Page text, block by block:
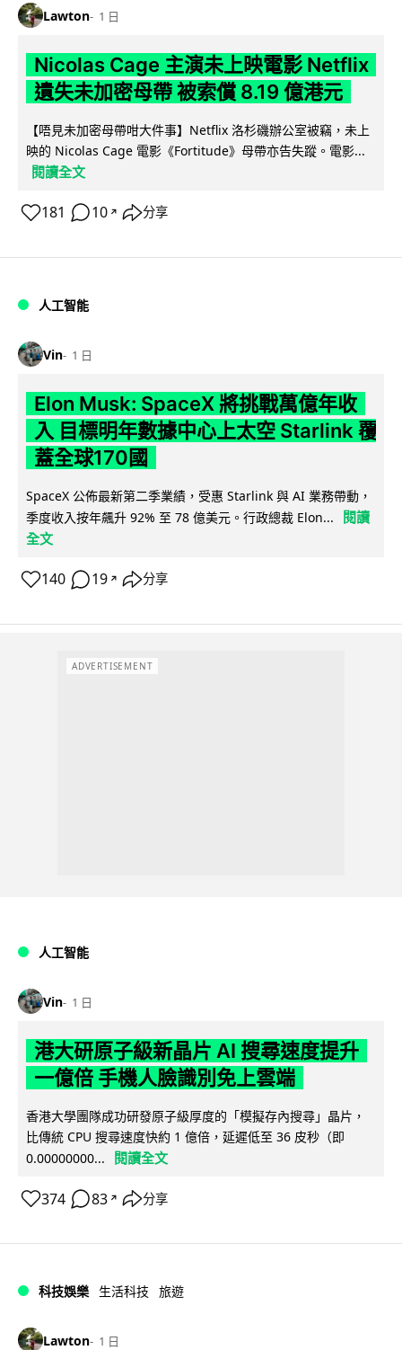
Lawton 1 日
Nicolas Cage 主演未上映電影 Netflix
遺失未加密母帶 被索償 8.19 億港元
【唔見未加密母帶咁大件事】Netflix 洛杉磯辦公室被竊，未上
映的 Nicolas Cage 電影《Fortitude》母帶亦告失蹤。電影...
閱讀全文
181 10 ↗ 分享
人工智能
Vin 1 日
Elon Musk: SpaceX 將挑戰萬億年收
入 目標明年數據中心上太空 Starlink 覆
蓋全球170國
SpaceX 公佈最新第二季業績，受惠 Starlink 與 AI 業務帶動，
季度收入按年飆升 92% 至 78 億美元。行政總裁 Elon...
閱讀
全文
140 19 ↗ 分享
ADVERTISEMENT
人工智能
Vin 1 日
港大研原子級新晶片 AI 搜尋速度提升
一億倍 手機人臉識別免上雲端
香港大學團隊成功研發原子級厚度的「模擬存內搜尋」晶片，
比傳統 CPU 搜尋速度快約 1 億倍，延遲低至 36 皮秒（即
0.00000000...
閱讀全文
374 83 ↗ 分享
科技娛樂 生活科技 旅遊
Lawton 1 日